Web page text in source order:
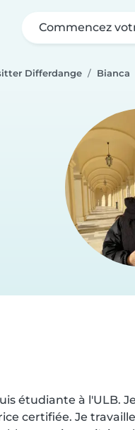
Commencez
Differdange Bianca
étudiante à l'ULB.
certifiée. Je